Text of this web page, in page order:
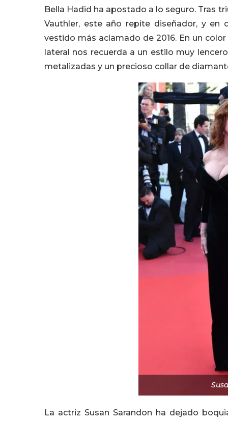
Bella Hadid ha apostado a lo seguro. Tras
Vauthler, este año repite diseñador, y en
vestido más aclamado de 2016. En un
lateral nos recuerda a un estilo muy
metalizadas y un precioso collar de
La actriz Susan Sarandon ha dejado